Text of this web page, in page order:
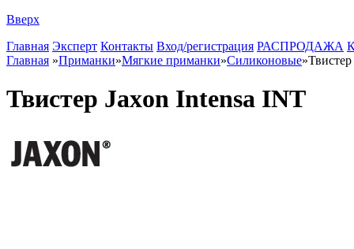
Вверх
Главная Эксперт Контакты Вход/регистрация РАСПРОДАЖА
Главная »Приманки»Мягкие приманки»Силиконовые»
Твистер Jaxon Intensa INT